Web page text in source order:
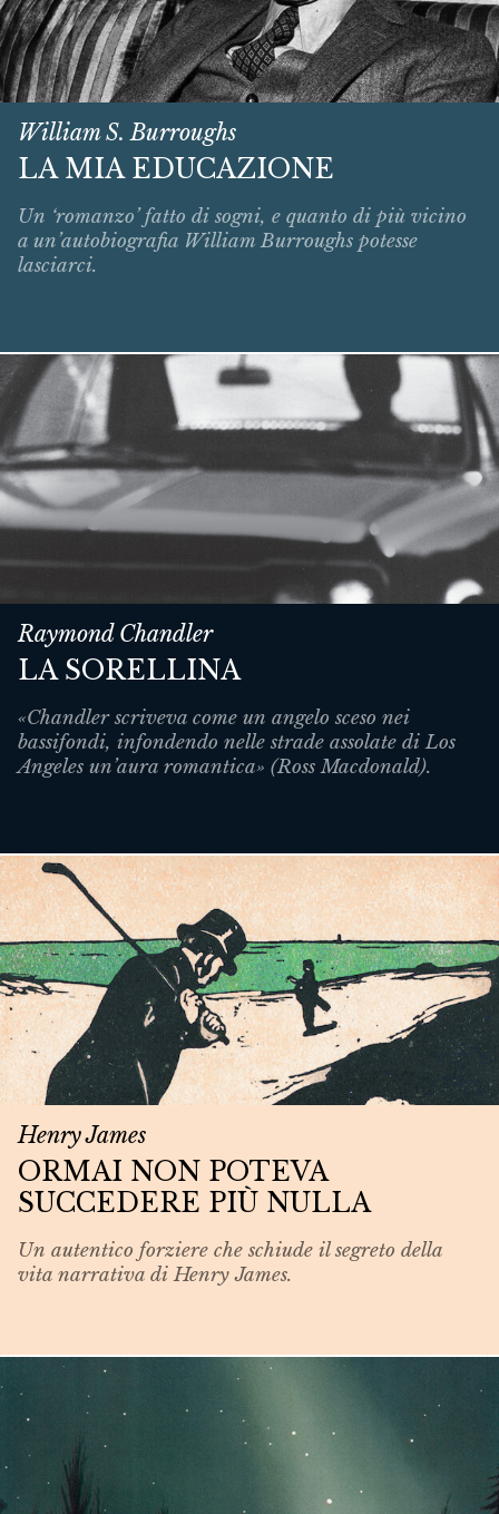
William S. Burroughs
LA MIA EDUCAZIONE
Un ‘romanzo’ fatto di sogni, e quanto di più vicino
a un’autobiografia William Burroughs potesse
lasciarci.
Raymond Chandler
LA SORELLINA
«Chandler scriveva come un angelo sceso nei
bassifondi, infondendo nelle strade assolate di Los
Angeles un’aura romantica» (Ross Macdonald).
Henry James
ORMAI NON POTEVA
SUCCEDERE PIÙ NULLA
Un autentico forziere che schiude il segreto della
vita narrativa di Henry James.